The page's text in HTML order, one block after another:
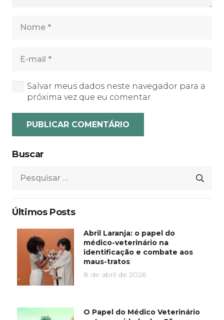
Salvar meus dados neste navegador para a
próxima vez que eu comentar.
PUBLICAR COMENTÁRIO
Buscar
Pesquisar
Últimos Posts
Abril Laranja: o papel do
médico-veterinário na
identificação e combate aos
maus-tratos
8 de abril de 2026
O Papel do Médico Veterinário